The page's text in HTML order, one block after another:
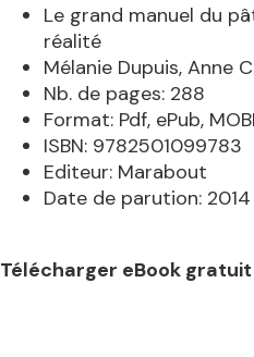
Le grand manuel du
réalité
Mélanie Dupuis, Anne
Nb. de pages: 288
Format: Pdf, ePub,
ISBN: 9782501099783
Editeur: Marabout
Date de parution: 2014
Télécharger eBook